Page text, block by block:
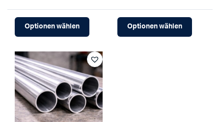
Optionen wählen Optionen wählen